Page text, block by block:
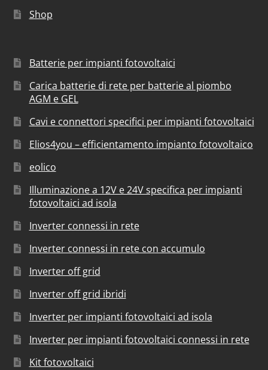
Shop
Batterie per impianti fotovoltaici
Carica batterie di rete per batterie al piombo
AGM e GEL
Cavi e connettori specifici per impianti fotovoltaici
Elios4you – efficientamento impianto fotovoltaico
eolico
Illuminazione a 12V e 24V specifica per impianti
fotovoltaici ad isola
Inverter connessi in rete
Inverter connessi in rete con accumulo
Inverter off grid
Inverter off grid ibridi
Inverter per impianti fotovoltaici ad isola
Inverter per impianti fotovoltaici connessi in rete
Kit fotovoltaici